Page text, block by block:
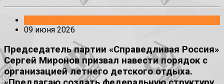
09 июня 2026
Председатель партии «Справедливая Россия»
Сергей Миронов призвал навести порядок с
организацией летнего детского отдыха.